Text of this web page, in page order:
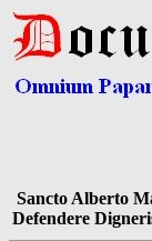
Sancto Alberto
Defendere